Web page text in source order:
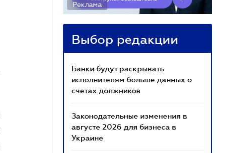
Реклама
Выбор редакции
Банки будут раскрывать
исполнителям больше данных о
счетах должников
Законодательные изменения в
августе 2026 для бизнеса в
Украине